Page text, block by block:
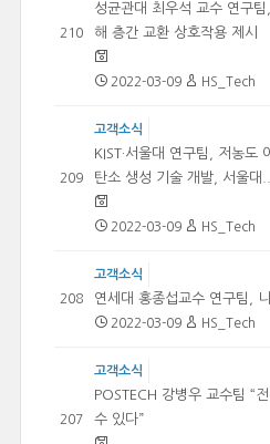
210
성균관대 최우석 교수 연구
해 층간 교환 상호작용 제시
2022-03-09 HS_Tech
209
고객소식
KIST·서울대 연구팀, 저농도
탄소 생성 기술 개발, 서울대...
2022-03-09 HS_Tech
208
고객소식
연세대 홍종섭교수 연구팀,
2022-03-09 HS_Tech
207
고객소식
POSTECH 강병우 교수팀 “
수 있다”